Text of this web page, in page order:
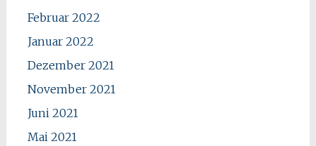
Februar 2022
Januar 2022
Dezember 2021
November 2021
Juni 2021
Mai 2021